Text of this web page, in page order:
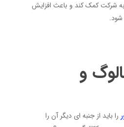
به شرکت کمک کند و باعث افزایش
شود.
و
را باید از جنبه ای دیگر آن را